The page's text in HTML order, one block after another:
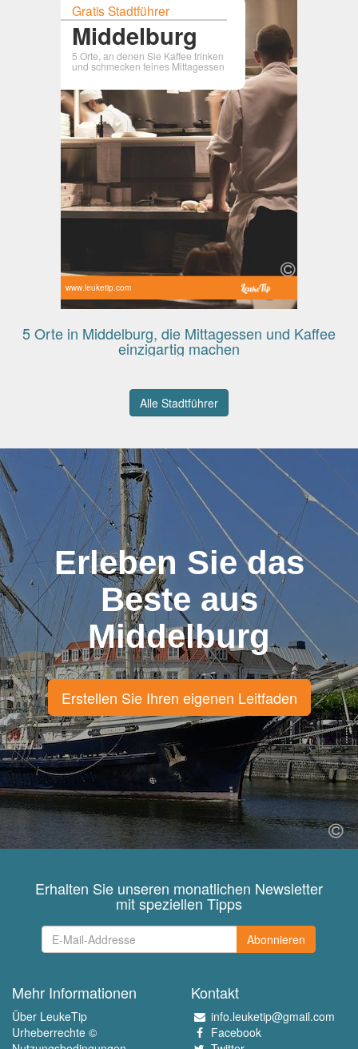
Gratis Stadtführer
Middelburg
5 Orte, an denen Sie Kaffee trinken
und schmecken feines Mittagessen
www.leuketip.com
5 Orte in Middelburg, die Mittagessen und Kaffee
einzigartig machen
Alle Stadtführer
Erleben Sie das
Beste aus
Middelburg
Erstellen Sie Ihren eigenen Leitfaden
Erhalten Sie unseren monatlichen Newsletter
mit speziellen Tipps
Abonnieren
Mehr Informationen
Über LeukeTip
Urheberrechte ©
Kontakt
info.leuketip@gmail.com
Facebook